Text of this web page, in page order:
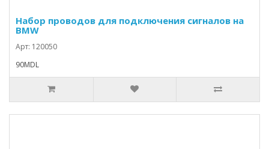
Набор проводов для подключения сигналов на
BMW
Арт: 120050
90MDL